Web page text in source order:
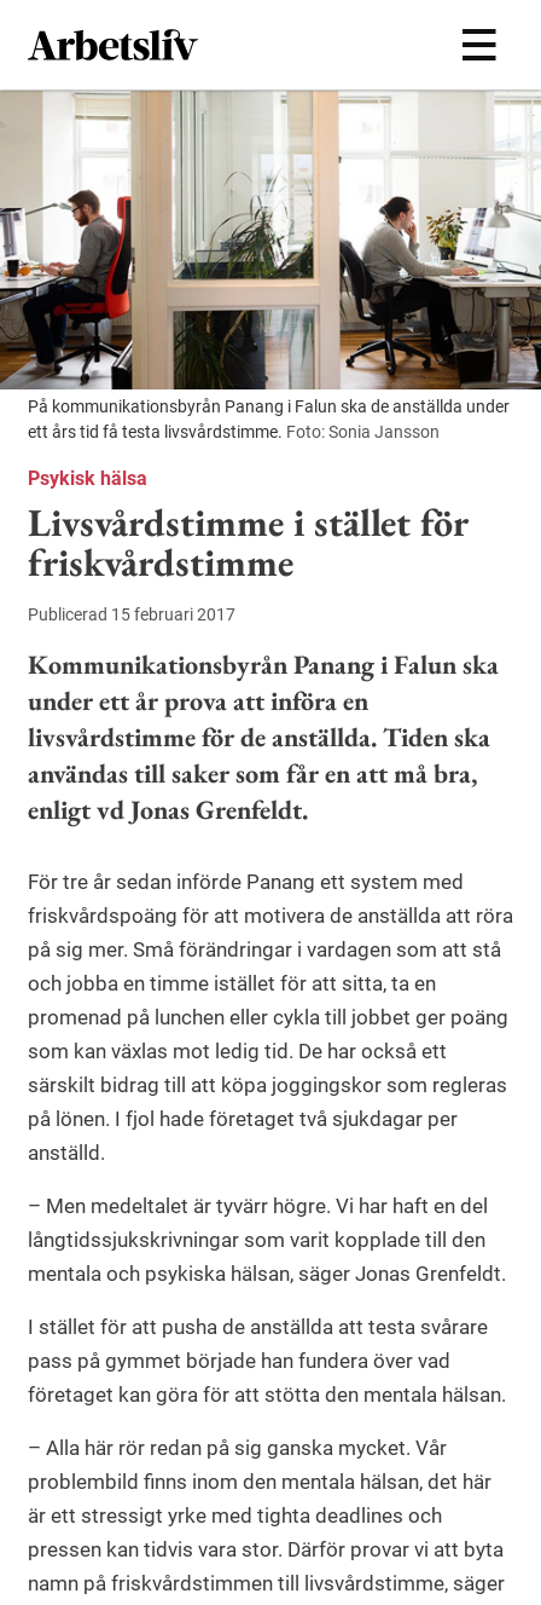
Hoppa till huvudinnehållet
På kommunikationsbyrån Panang i Falun ska de anställda under
ett års tid få testa livsvårdstimme. Foto: Sonia Jansson
Psykisk hälsa
Livsvårdstimme i stället för
friskvårdstimme
Publicerad 15 februari 2017
Kommunikationsbyrån Panang i Falun ska
under ett år prova att införa en
livsvårdstimme för de anställda. Tiden ska
användas till saker som får en att må bra,
enligt vd Jonas Grenfeldt.
För tre år sedan införde Panang ett system med
friskvårdspoäng för att motivera de anställda att röra
på sig mer. Små förändringar i vardagen som att stå
och jobba en timme istället för att sitta, ta en
promenad på lunchen eller cykla till jobbet ger poäng
som kan växlas mot ledig tid. De har också ett
särskilt bidrag till att köpa joggingskor som regleras
på lönen. I fjol hade företaget två sjukdagar per
anställd.
– Men medeltalet är tyvärr högre. Vi har haft en del
långtidssjukskrivningar som varit kopplade till den
mentala och psykiska hälsan, säger Jonas Grenfeldt.
I stället för att pusha de anställda att testa svårare
pass på gymmet började han fundera över vad
företaget kan göra för att stötta den mentala hälsan.
– Alla här rör redan på sig ganska mycket. Vår
problembild finns inom den mentala hälsan, det här
är ett stressigt yrke med tighta deadlines och
pressen kan tidvis vara stor. Därför provar vi att byta
namn på friskvårdstimmen till livsvårdstimme, säger